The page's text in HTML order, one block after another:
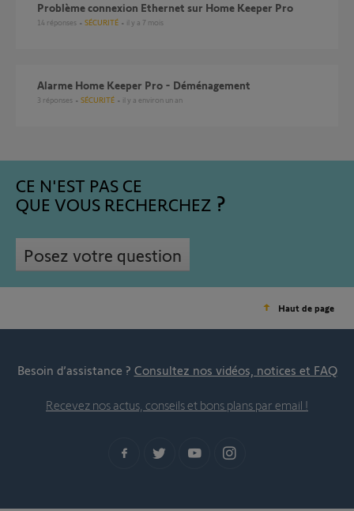
Problème connexion Ethernet sur Home Keeper Pro
14 réponses SÉCURITÉ il y a 7 mois
Alarme Home Keeper Pro - Déménagement
3 réponses SÉCURITÉ il y a environ un an
CE N'EST PAS CE
QUE VOUS RECHERCHEZ
Posez votre question
Haut de page
Besoin d’assistance ? Consultez nos vidéos, notices et FAQ
Recevez nos actus, conseils et bons plans par email !